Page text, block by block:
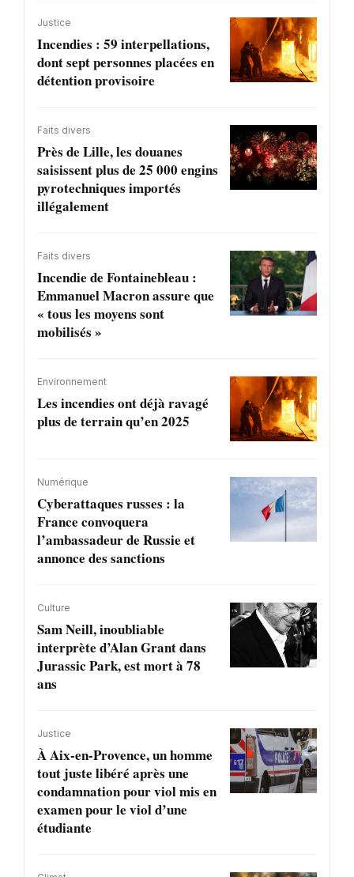
Justice
Incendies : 59 interpellations,
dont sept personnes placées en
détention provisoire
Faits divers
Près de Lille, les douanes
saisissent plus de 25 000 engins
pyrotechniques importés
illégalement
Faits divers
Incendie de Fontainebleau :
Emmanuel Macron assure que
« tous les moyens sont
mobilisés »
Environnement
Les incendies ont déjà ravagé
plus de terrain qu’en 2025
Numérique
Cyberattaques russes : la
France convoquera
l’ambassadeur de Russie et
annonce des sanctions
Culture
Sam Neill, inoubliable
interprète d’Alan Grant dans
Jurassic Park, est mort à 78
ans
Justice
À Aix-en-Provence, un homme
tout juste libéré après une
condamnation pour viol mis en
examen pour le viol d’une
étudiante